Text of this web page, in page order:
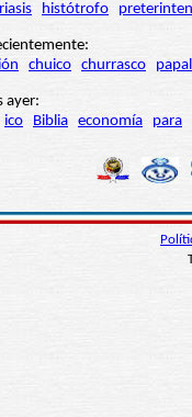
histótrofo
chuico churrasco
ayer:
ico Biblia economía para